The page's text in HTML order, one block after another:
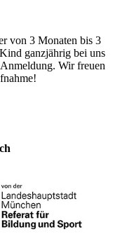
von 3 Monaten bis 3
ganzjährig bei uns
Wir freuen